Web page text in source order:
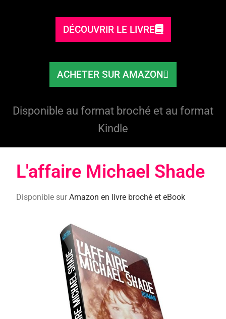
DÉCOUVRIR LE LIVRE
ACHETER SUR AMAZON
Disponible au format broché et au format
Kindle
L'affaire Michael Shade​
Disponible surAmazon en livre broché et eBook